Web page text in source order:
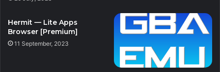
Hermit — Lite Apps
Browser [Premium]
11 September, 2023